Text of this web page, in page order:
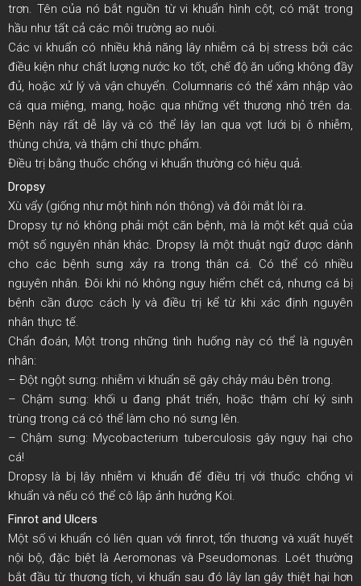
trơn. Tên của nó bắt nguồn từ vi khuẩn hình cột, có mặt trong
hầu như tất cả các môi trường ao nuôi.
Các vi khuẩn có nhiều khả năng lây nhiễm cá bị stress bởi các
điều kiện như chất lượng nước ko tốt, chế độ ăn uống không đầy
đủ, hoặc xử lý và vận chuyển. Columnaris có thể xâm nhập vào
cá qua miệng, mang, hoặc qua những vết thương nhỏ trên da.
Bệnh này rất dễ lây và có thể lây lan qua vợt lưới bị ô nhiễm,
thùng chứa, và thậm chí thực phẩm.
Điều trị bằng thuốc chống vi khuẩn thường có hiệu quả.
Dropsy
Xù vẩy (giống như một hình nón thông) và đôi mắt lòi ra.
Dropsy tự nó không phải một căn bệnh, mà là một kết quả của
một số nguyên nhân khác. Dropsy là một thuật ngữ được dành
cho các bệnh sưng xảy ra trong thân cá. Có thể có nhiều
nguyên nhân. Đôi khi nó không nguy hiểm chết cá, nhưng cá bị
bệnh cần được cách ly và điều trị kể từ khi xác định nguyên
nhân thực tế.
Chẩn đoán, Một trong những tình huống này có thể là nguyên
nhân:
– Đột ngột sưng: nhiễm vi khuẩn sẽ gây chảy máu bên trong.
– Chậm sưng: khối u đang phát triển, hoặc thậm chí ký sinh
trùng trong cá có thể làm cho nó sưng lên.
– Chậm sưng: Mycobacterium tuberculosis gây nguy hại cho
cá!
Dropsy là bị lây nhiễm vi khuẩn để điều trị với thuốc chống vi
khuẩn và nếu có thể cô lập ảnh hưởng Koi.
Finrot and Ulcers
Một số vi khuẩn có liên quan với finrot, tổn thương và xuất huyết
nội bộ, đặc biệt là Aeromonas và Pseudomonas. Loét thường
bắt đầu từ thương tích, vi khuẩn sau đó lây lan gây thiệt hại hơn